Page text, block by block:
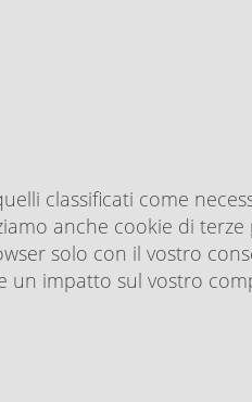
classificati come
anche cookie di
solo con il vostro
impatto sul vostro